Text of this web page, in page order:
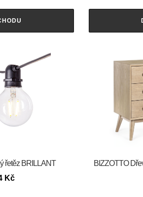
řetěz BRILLANT
Kč
BIZZOTTO